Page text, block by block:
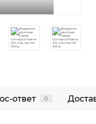
ответ 0